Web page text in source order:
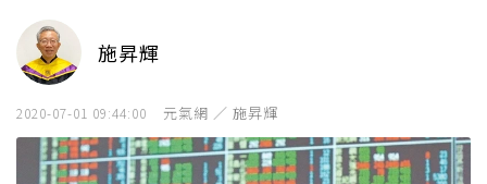
施昇輝
2020-07-01 09:44:00 元氣網 ／ 施昇輝